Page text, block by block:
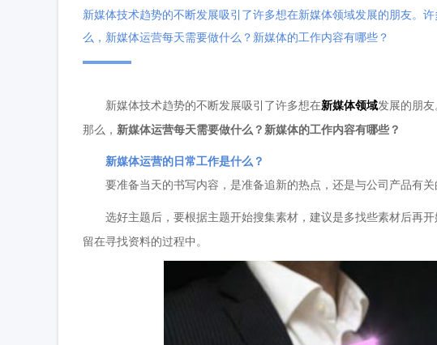
新媒体技术趋势的不断发展吸引了许多想在新媒体领域发展的朋友。
么，新媒体运营每天需要做什么？新媒体的工作内容有哪些？
新媒体技术趋势的不断发展吸引了许多想在新媒体领域发展的朋
那么， 新媒体运营每天需要做什么？新媒体的工作内容有哪些？
新媒体运营的日常工作是什么？
要准备当天的书写内容，是准备追新的热点，还是与公司产品有关
选好主题后，要根据主题开始搜集素材，建议是多找些素材后再
留在寻找资料的过程中。